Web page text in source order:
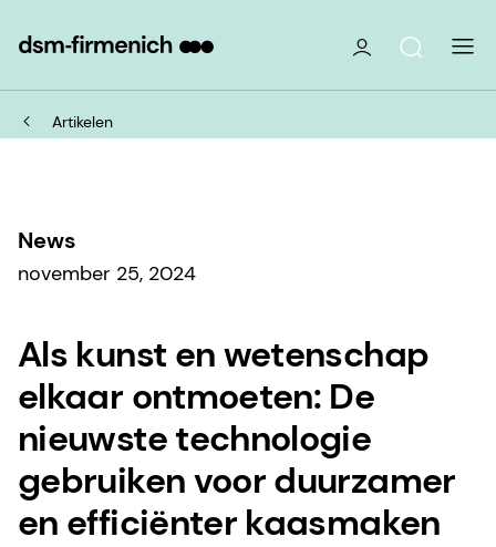
Artikelen
News
november 25, 2024
Als kunst en wetenschap
elkaar ontmoeten: De
nieuwste technologie
gebruiken voor duurzamer
en efficiënter kaasmaken